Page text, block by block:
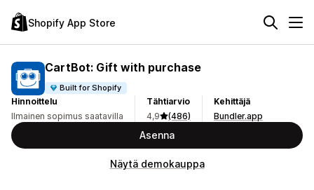
Shopify App Store
CartBot: Gift with purchase
Built for Shopify
Hinnoittelu
Ilmainen sopimus saatavilla
Tähtiarvio
4,9
(486)
Kehittäjä
Bundler.app
Asenna
Näytä demokauppa